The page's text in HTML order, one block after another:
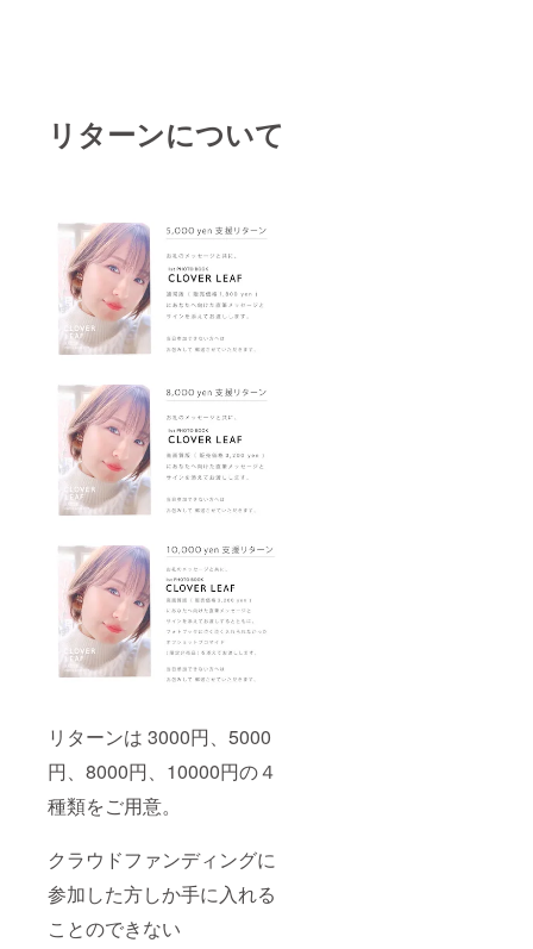
リターンについて
リターンは 3000円、5000
円、8000円、10000円の４
種類をご用意。
クラウドファンディングに
参加した方しか手に入れる
ことのできない